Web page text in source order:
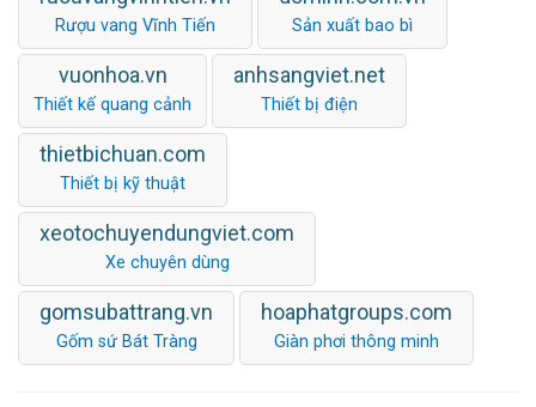
Rượu vang Vĩnh Tiến Sản xuất bao bì
vuonhoa.vn
Thiết kế quang cảnh
anhsangviet.net
Thiết bị điện
thietbichuan.com
Thiết bị kỹ thuật
xeotochuyendungviet.com
Xe chuyên dùng
gomsubattrang.vn
Gốm sứ Bát Tràng
hoaphatgroups.com
Giàn phơi thông minh